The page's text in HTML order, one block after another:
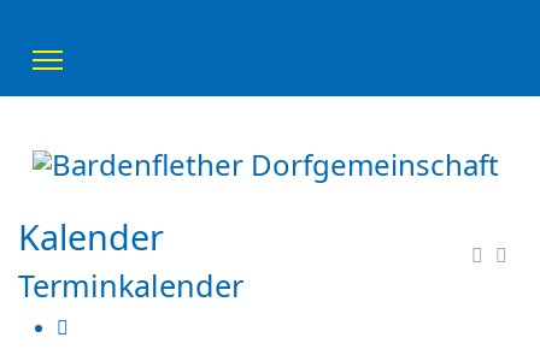
Kalender
Terminkalender